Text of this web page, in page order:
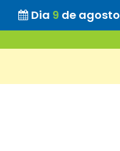
Dia 9 de agosto